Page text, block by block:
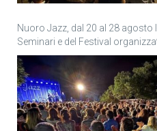
Nuoro Jazz, dal 20 al 28 agosto
Seminari e del Festival